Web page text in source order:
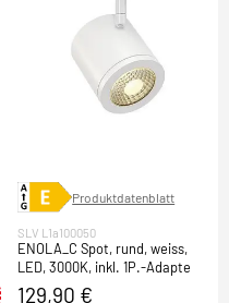
Produktdatenblatt
SLV L1a100050
ENOLA_C Spot, rund, weiss, 9W
LED, 3000K, inkl. 1P.-Adapter,
unterschiedliche Abstrahlwinkel
129,90 €